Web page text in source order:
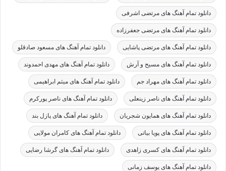
دانلود تمام آهنگ های مرتضی اشرفی
دانلود تمام آهنگ های مرتضی جعفرزاده
دانلود تمام آهنگ های مرتضی پاشایی دانلود تمام آهنگ های مسعود صادقلو
دانلود تمام آهنگ های مسیح و آرش دانلود تمام آهنگ های مهدی احمدوند
دانلود تمام آهنگ های مهراد جم دانلود تمام آهنگ های میثم ابراهیمی
دانلود تمام آهنگ های ناصر زینعلی دانلود تمام آهنگ های ناصر پورکرم
دانلود تمام آهنگ های همایون شجریان دانلود تمام آهنگ های پازل بند
دانلود تمام آهنگ های پویا بیاتی دانلود تمام آهنگ های کامران مولایی
دانلود تمام آهنگ های کسری زاهدی دانلود تمام آهنگ های گرشا رضایی
دانلود تمام آهنگ های یوسف زمانی